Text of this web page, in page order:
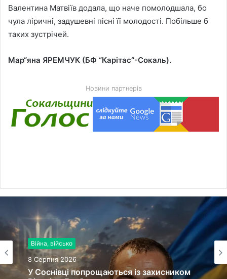
Валентина Матвіїв додала, що наче помолодшала, бо
чула ліричні, задушевні пісні її молодості. Побільше б
таких зустрічей.
Мар“яна ЯРЕМЧУК (БФ “Карітас“-Сокаль).
Новини партнерів
Війна, військо
8 Серпня 2026
У Соснівці попрощаються із захисником